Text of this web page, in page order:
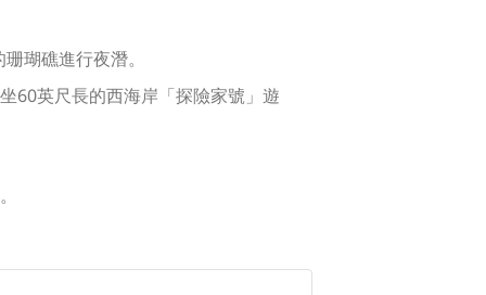
瑚礁進行夜潛。
60英尺長的西海岸「探險家號」遊